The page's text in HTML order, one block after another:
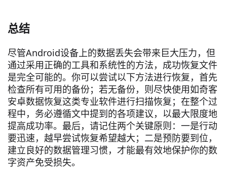
总结
尽管Android设备上的数据丢失会带来巨大压力，但
通过采用正确的工具和系统性的方法，成功恢复文件
是完全可能的。你可以尝试以下方法进行恢复，首先
检查所有可用的备份；若无备份，则尽快使用如奇客
安卓数据恢复这类专业软件进行扫描恢复；在整个过
程中，务必遵循文中提到的各项建议，以最大限度地
提高成功率。最后，请记住两个关键原则：一是行动
要迅速，越早尝试恢复希望越大；二是预防要到位，
建立良好的数据管理习惯，才能最有效地保护你的数
字资产免受损失。